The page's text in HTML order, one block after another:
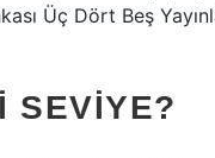
Üç Dört Beş
SEVIYE?